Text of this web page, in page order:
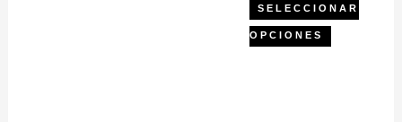
SELECCIONAR
OPCIONES